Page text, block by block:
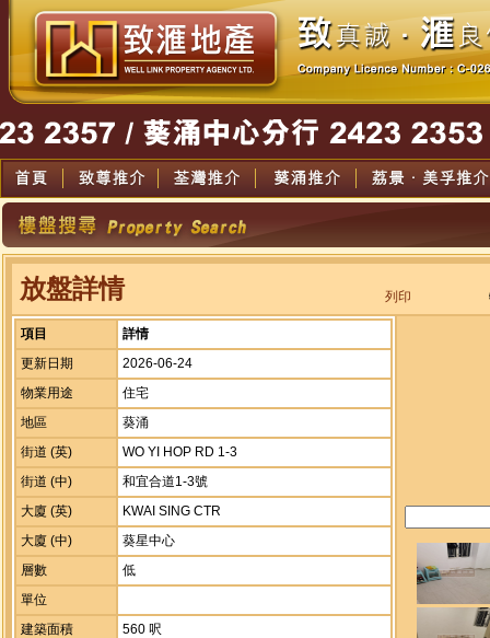
放盤詳情 列印
項目
詳情
更新日期
2026-06-24
物業用途
住宅
地區
葵涌
街道 (英)
WO YI HOP RD 1-3
街道 (中)
和宜合道1-3號
大廈 (英)
KWAI SING CTR
大廈 (中)
葵星中心
層數
低
單位
建築面積
560 呎